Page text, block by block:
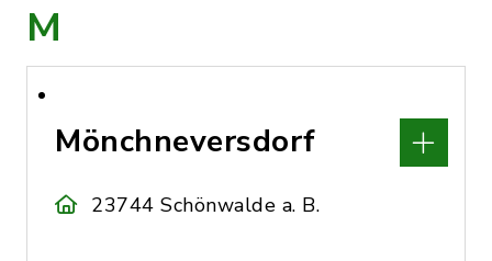
M
Mönchneversdorf
23744 Schönwalde a. B.